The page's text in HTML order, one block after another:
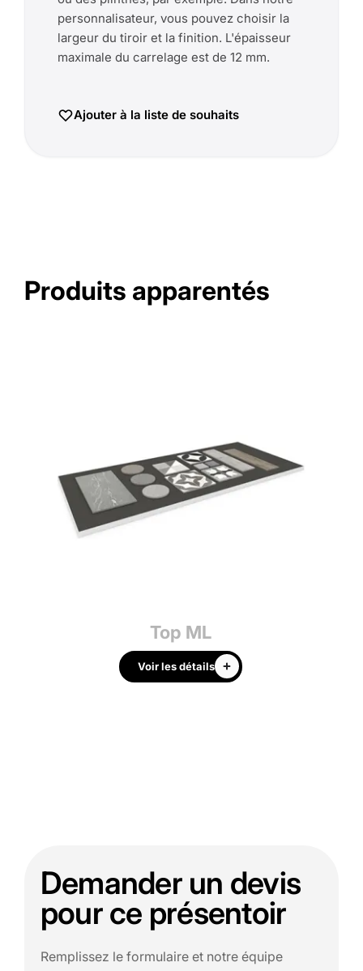
personnalisateur, vous pouvez choisir la
largeur du tiroir et la finition. L'épaisseur
maximale du carrelage est de 12 mm.
Ajouter à la liste de souhaits
Produits apparentés
Top ML
Voir les détails
Demander un devis
pour ce présentoir
Remplissez le formulaire et notre équipe